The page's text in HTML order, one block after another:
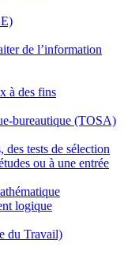
de l’information
à des fins
bureautique (TOSA)
des tests de sélection
ou à une entrée
logique
du Travail)